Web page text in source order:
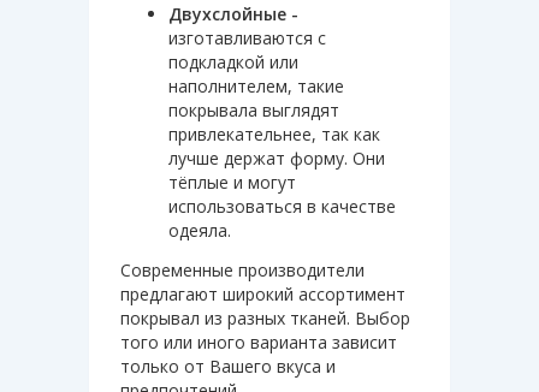
Двухслойные -
изготавливаются с
подкладкой или
наполнителем, такие
покрывала выглядят
привлекательнее, так как
лучше держат форму. Они
тёплые и могут
использоваться в качестве
одеяла.
Современные производители
предлагают широкий ассортимент
покрывал из разных тканей. Выбор
того или иного варианта зависит
только от Вашего вкуса и